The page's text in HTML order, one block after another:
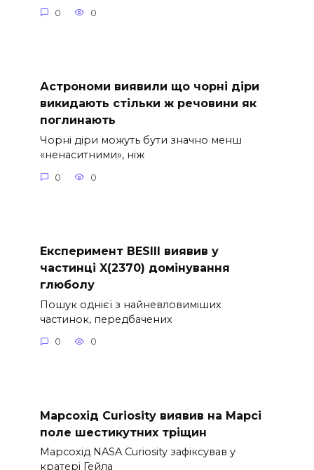
0 0
Астрономи виявили що чорні діри
викидають стільки ж речовини як
поглинають
Чорні діри можуть бути значно менш
«ненаситними», ніж
0 0
Експеримент BESIII виявив у
частинці X(2370) домінування
глюболу
Пошук однієї з найневловиміших
частинок, передбачених
0 0
Марсохід Curiosity виявив на Марсі
поле шестикутних тріщин
Марсохід NASA Curiosity зафіксував у
кратері Гейла